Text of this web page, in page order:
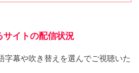
イトの配信状況
字幕や吹き替えを選んでご視聴いた